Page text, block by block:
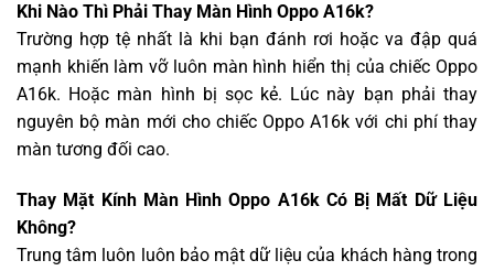
Khi Nào Thì Phải Thay Màn Hình Oppo A16k?
Trường hợp tệ nhất là khi bạn đánh rơi hoặc va đập quá
mạnh khiến làm vỡ luôn màn hình hiển thị của chiếc Oppo
A16k. Hoặc màn hình bị sọc kẻ. Lúc này bạn phải thay
nguyên bộ màn mới cho chiếc Oppo A16k với chi phí thay
màn tương đối cao.
Thay Mặt Kính Màn Hình Oppo A16k Có Bị Mất Dữ Liệu
Không?
Trung tâm luôn luôn bảo mật dữ liệu của khách hàng trong